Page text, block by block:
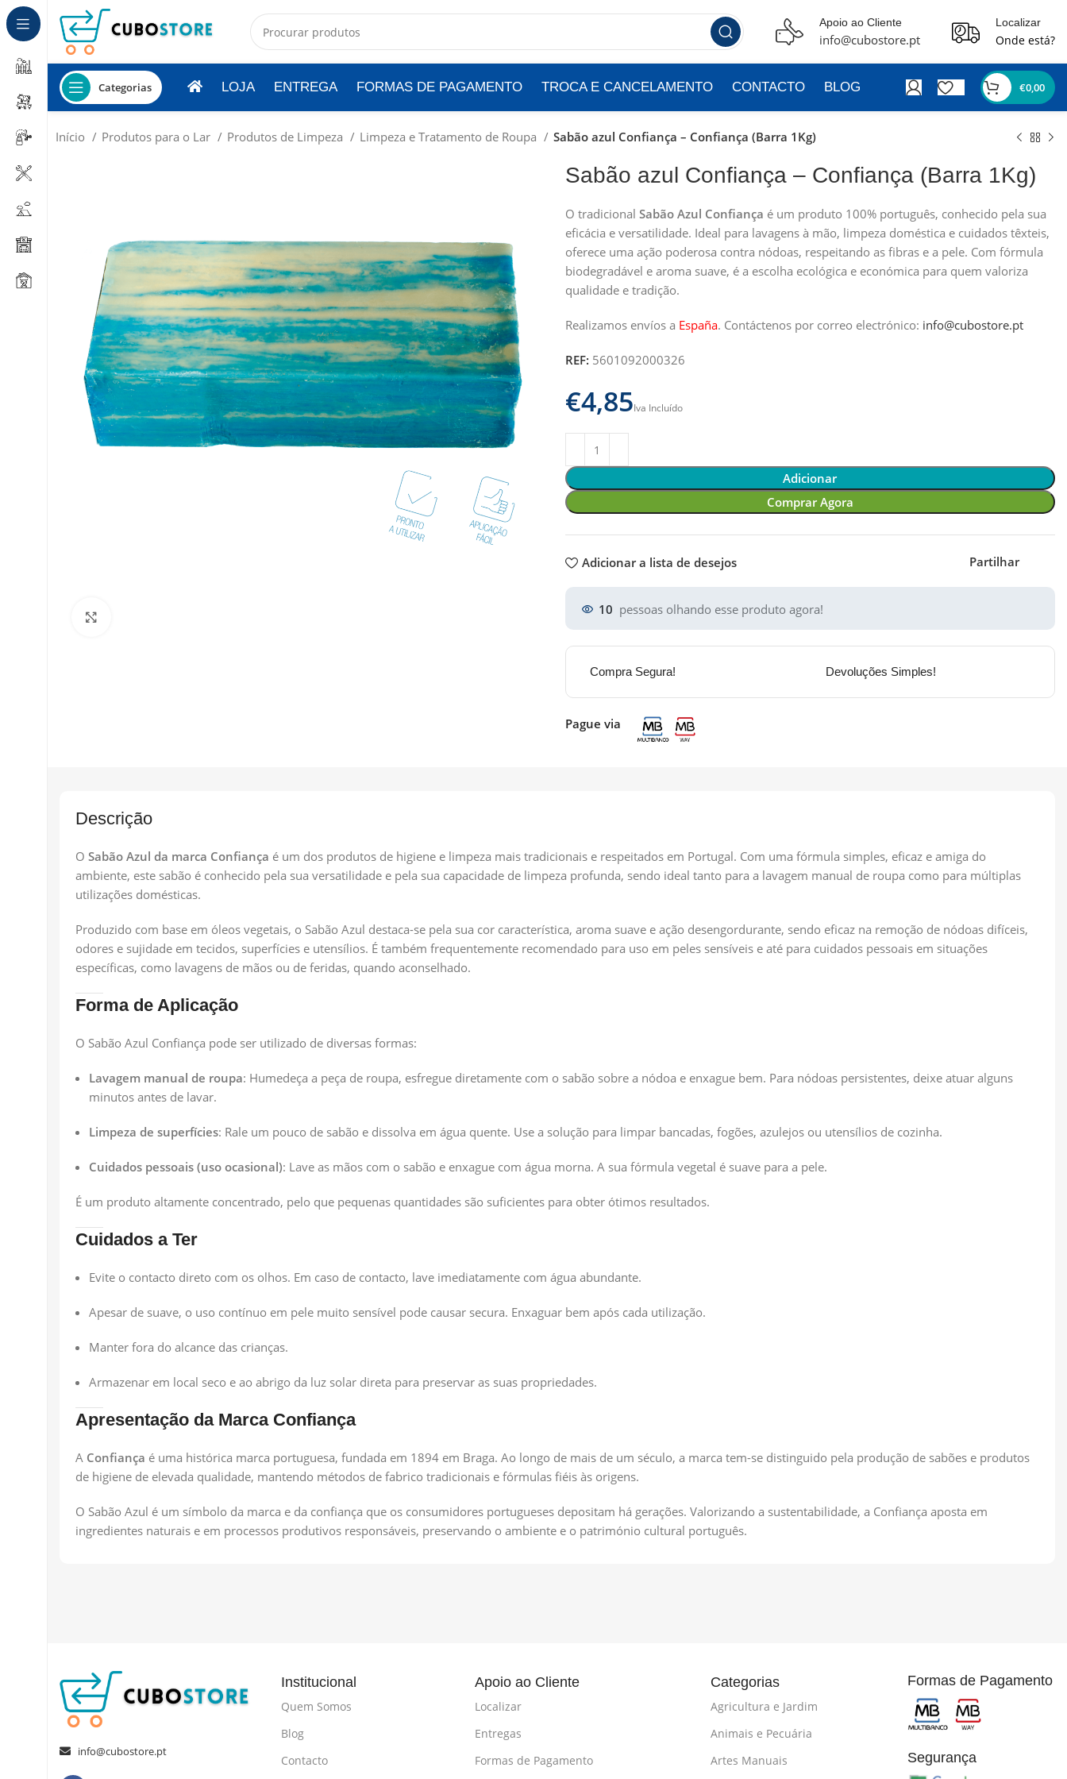
Apoio ao Cliente
info@cubostore.pt
Localizar
Onde está?
Categorias LOJA ENTREGA FORMAS DE PAGAMENTO TROCA E CANCELAMENTO CONTACTO BLOG €0,00
Início Produtos para o Lar Produtos de Limpeza Limpeza e Tratamento de Roupa Sabão azul Confiança – Confiança (Barra 1Kg)
Sabão azul Confiança – Confiança (Barra 1Kg)
O tradicional Sabão Azul Confiança é um produto 100% português, conhecido pela sua
eficácia e versatilidade. Ideal para lavagens à mão, limpeza doméstica e cuidados têxteis,
oferece uma ação poderosa contra nódoas, respeitando as fibras e a pele. Com fórmula
biodegradável e aroma suave, é a escolha ecológica e económica para quem valoriza
qualidade e tradição.
Realizamos envíos a España. Contáctenos por correo electrónico: info@cubostore.pt
REF: 5601092000326
€
Adicionar
Comprar Agora
Adicionar a lista de desejos Partilhar
10 pessoas olhando esse produto agora!
Compra Segura! Devoluções Simples!
Pague via
Descrição
O Sabão Azul da marca Confiança é um dos produtos de higiene e limpeza mais tradicionais e respeitados em Portugal. Com uma fórmula simples, eficaz e amiga do
ambiente, este sabão é conhecido pela sua versatilidade e pela sua capacidade de limpeza profunda, sendo ideal tanto para a lavagem manual de roupa como para múltiplas
utilizações domésticas.
Produzido com base em óleos vegetais, o Sabão Azul destaca-se pela sua cor característica, aroma suave e ação desengordurante, sendo eficaz na remoção de nódoas difíceis,
odores e sujidade em tecidos, superfícies e utensílios. É também frequentemente recomendado para uso em peles sensíveis e até para cuidados pessoais em situações
específicas, como lavagens de mãos ou de feridas, quando aconselhado.
Forma de Aplicação
O Sabão Azul Confiança pode ser utilizado de diversas formas:
Lavagem manual de roupa: Humedeça a peça de roupa, esfregue diretamente com o sabão sobre a nódoa e enxague bem. Para nódoas persistentes, deixe atuar alguns
minutos antes de lavar.
Limpeza de superfícies: Rale um pouco de sabão e dissolva em água quente. Use a solução para limpar bancadas, fogões, azulejos ou utensílios de cozinha.
Cuidados pessoais (uso ocasional): Lave as mãos com o sabão e enxague com água morna. A sua fórmula vegetal é suave para a pele.
É um produto altamente concentrado, pelo que pequenas quantidades são suficientes para obter ótimos resultados.
Cuidados a Ter
Evite o contacto direto com os olhos. Em caso de contacto, lave imediatamente com água abundante.
Apesar de suave, o uso contínuo em pele muito sensível pode causar secura. Enxaguar bem após cada utilização.
Manter fora do alcance das crianças.
Armazenar em local seco e ao abrigo da luz solar direta para preservar as suas propriedades.
Apresentação da Marca Confiança
A Confiança é uma histórica marca portuguesa, fundada em 1894 em Braga. Ao longo de mais de um século, a marca tem-se distinguido pela produção de sabões e produtos
de higiene de elevada qualidade, mantendo métodos de fabrico tradicionais e fórmulas fiéis às origens.
O Sabão Azul é um símbolo da marca e da confiança que os consumidores portugueses depositam há gerações. Valorizando a sustentabilidade, a Confiança aposta em
ingredientes naturais e em processos produtivos responsáveis, preservando o ambiente e o património cultural português.
info@cubostore.pt
Institucional
Quem Somos
Blog
Contacto
Apoio ao Cliente
Localizar
Entregas
Formas de Pagamento
Categorias
Agricultura e Jardim
Animais e Pecuária
Artes Manuais
Formas de Pagamento
Segurança